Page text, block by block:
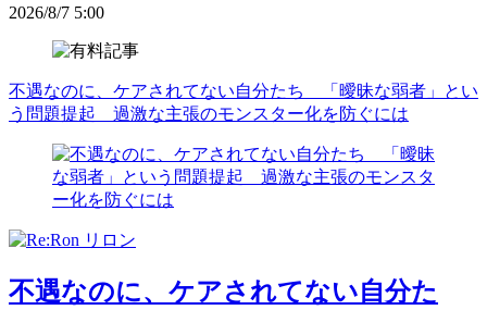
2026/8/7 5:00
不遇なのに、ケアされてない自分たち 「曖昧な弱者」とい
う問題提起 過激な主張のモンスター化を防ぐには
不遇なのに、ケアされてない自分た